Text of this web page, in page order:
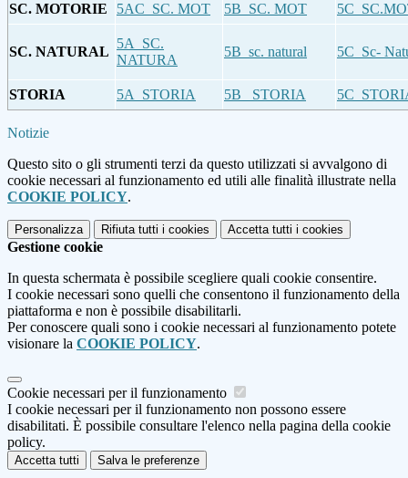
SC. MOTORIE
5AC_SC. MOT 5B_SC. MOT
SC. NATURAL
5A_SC.
NATURA
5B_sc. natural 5C_Sc-
STORIA 5A_STORIA 5B_ STORIA
Notizie
Questo sito o gli strumenti terzi da questo utilizzati si avvalgono di
cookie necessari al funzionamento ed utili alle finalità illustrate nella
COOKIE POLICY.
Personalizza Rifiuta tutti i cookies Accetta tutti i cookies
Gestione cookie
In questa schermata è possibile scegliere quali cookie consentire.
I cookie necessari sono quelli che consentono il funzionamento della
piattaforma e non è possibile disabilitarli.
Per conoscere quali sono i cookie necessari al funzionamento potete
visionare la COOKIE POLICY.
Cookie necessari per il funzionamento
I cookie necessari per il funzionamento non possono essere
disabilitati. È possibile consultare l'elenco nella pagina della cookie
policy.
Accetta tutti Salva le preferenze